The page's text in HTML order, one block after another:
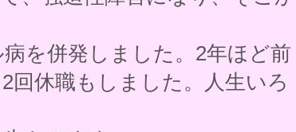
を併発しました。2年ほど前
回休職もしました。人生いろ